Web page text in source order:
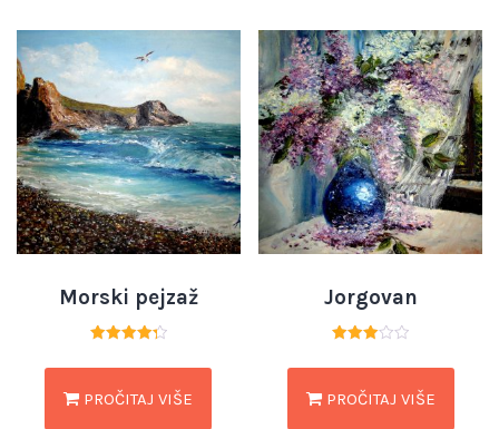
Morski pejzaž
4.33
PROČITAJ VIŠE
Jorgovan
3.00
PROČITAJ VIŠE